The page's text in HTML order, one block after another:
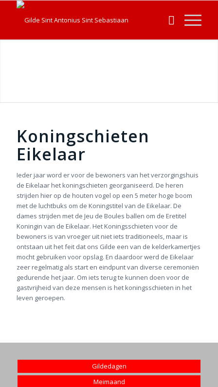
Koningschieten
Eikelaar
Ieder jaar word er voor de bewoners van het verzorgingshuis
de Eikelaar het koningschieten georganiseerd. De heren
strijden hier op de houten vogel op een 5 meter hoge boom
met de luchtbuks om de Koningstitel van de Eikelaar. De
dames strijden met de Jeu de Boules ballen om de Eretitel
Koningin van de Eikelaar. Het Koningsschieten voor de
bewoners is van vroeger uit niet iets traditioneels, maar is
ontstaan uit het feit dat ons Gilde een van de kelderkamertjes
mocht gebruiken voor opslag. En daardoor werd de Eikelaar
zeer regelmatig als start en eindpunt van diverse ceremoniën
gedurende het jaar. Om iets terug te kunnen doen voor de
gastvrijheid van deze mensen is het koningsschieten in het
leven geroepen.
Gildedagen
Meimaand